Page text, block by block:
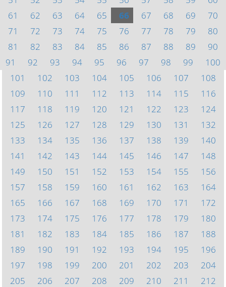
61
62 63 64 65 66 67 68 69
70
71
72 73 74 75 76 77 78 79
80
81
82 83 84 85 86 87 88 89
90
91
92 93 94 95 96 97 98 99
100
101
102 103 104 105 106 107
108
109
110 111 112 113 114 115
116
117
118 119 120 121 122 123
124
125
126 127 128 129 130 131
132
133
134 135 136 137 138 139
140
141
142 143 144 145 146 147
148
149
150 151 152 153 154 155
156
157
158 159 160 161 162 163
164
165
166 167 168 169 170 171
172
173
174 175 176 177 178 179
180
181
182 183 184 185 186 187
188
189
190 191 192 193 194 195
196
197
198 199 200 201 202 203
204
205
206 207 208 209 210 211
212